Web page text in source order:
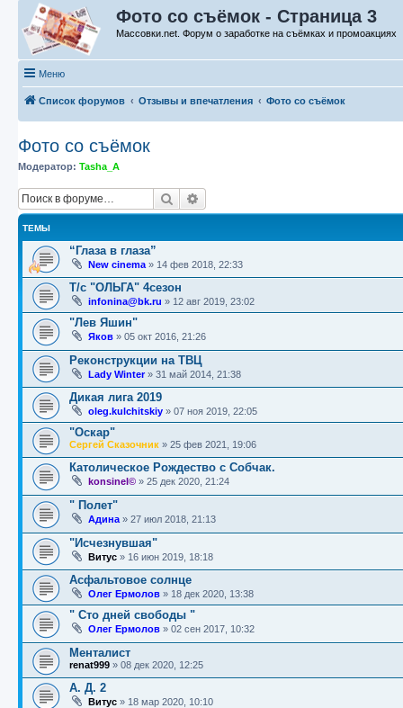
Фото со съёмок - Страница 3
Массовки.net. Форум о заработке на съёмках и промоакциях
Меню
Список форумов Отзывы и впечатления Фото со съёмок
Фото со съёмок
Модератор: Tasha_A
Поиск
ТЕМЫ
“Глаза в глаза”
New cinema » 14 фев 2018, 22:33
Т/с "ОЛЬГА" 4сезон
infonina@bk.ru » 12 авг 2019, 23:02
"Лев Яшин"
Яков » 05 окт 2016, 21:26
Реконструкции на ТВЦ
Lady Winter» 31 май 2014, 21:38
Дикая лига 2019
oleg.kulchitskiy » 07 ноя 2019, 22:05
"Оскар"
Сергей Сказочник » 25 фев 2021, 19:06
Католическое Рождество с Собчак.
konsinel© » 25 дек 2020, 21:24
" Полет"
Адина » 27 июл 2018, 21:13
"Исчезнувшая"
Витус » 16 июн 2019, 18:18
Асфальтовое солнце
Олег Ермолов » 18 дек 2020, 13:38
" Сто дней свободы "
Олег Ермолов » 02 сен 2017, 10:32
Менталист
renat999 » 08 дек 2020, 12:25
А. Д. 2
Витус » 18 мар 2020, 10:10